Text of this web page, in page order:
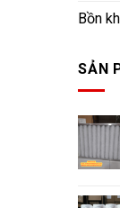
Bồn
SẢN